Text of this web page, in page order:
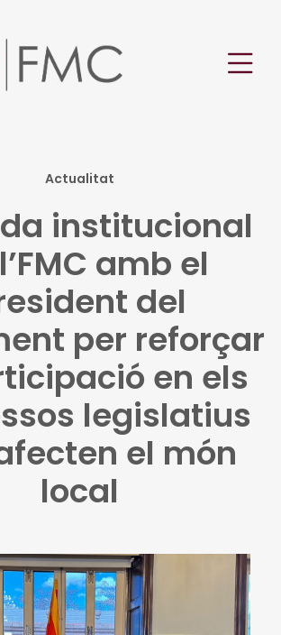
Actualitat
institucional
amb el
del
per reforçar
en els
legislatius
el món
local